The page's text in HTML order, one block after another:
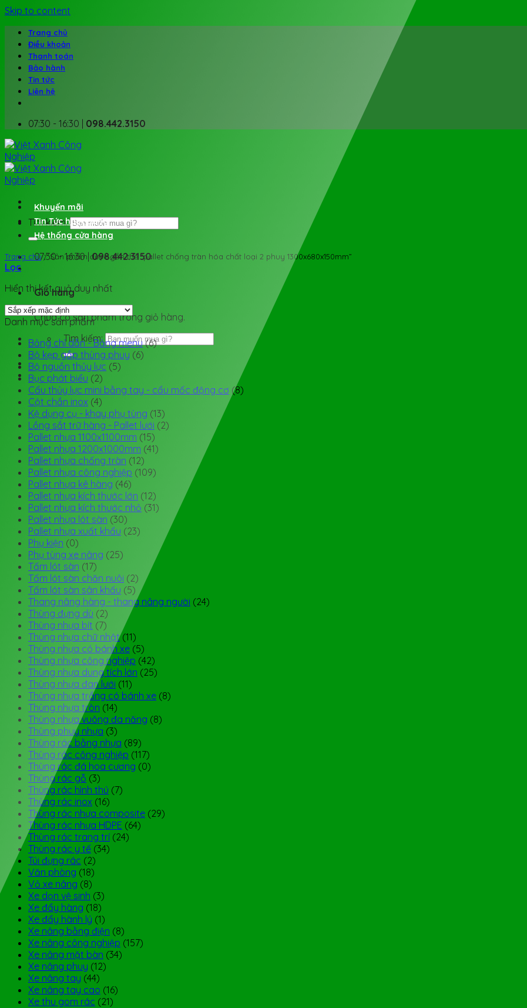
Skip to content
Trang chủ
Điều khoản
Thanh toán
Bảo hành
Tin tức
Liên hệ
07:30 - 16:30 | 098.442.3150
Tìm kiếm:
07:30 - 16:30 |098.442.3150
Giỏ hàng
Chưa có sản phẩm trong giỏ hàng.
Tìm kiếm:
Khuyến mãi
Tin Tức hoạt động
Hệ thống cửa hàng
Trang chủ /Sản phẩm được gắn thẻ “pallet chống tràn hóa chất loại 2 phuy 1300x680x150mm”
Lọc
Hiển thị kết quả duy nhất
Danh mục sản phẩm
Bảng chỉ dẫn - Bảng menu (6)
Bộ kẹp gắp thùng phuy (6)
Bộ nguồn thủy lực (5)
Bục phát biểu (2)
Cẩu thủy lực mini bằng tay - cẩu mốc động cơ (8)
Cột chắn inox (4)
Kệ dụng cụ - khay phụ tùng (13)
Lồng sắt trữ hàng - Pallet lưới (2)
Pallet nhựa 1100x1100mm (15)
Pallet nhựa 1200x1000mm (41)
Pallet nhựa chống tràn (12)
Pallet nhựa công nghiệp (109)
Pallet nhựa kê hàng (46)
Pallet nhựa kích thước lớn (12)
Pallet nhựa kích thước nhỏ (31)
Pallet nhựa lót sàn (30)
Pallet nhựa xuất khẩu (23)
Phụ kiện (0)
Phụ tùng xe nâng (25)
Tấm lót sàn (17)
Tấm lót sàn chăn nuôi (2)
Tấm lót sàn sân khấu (5)
Thang nâng hàng - thang nâng người (24)
Thùng đựng dù (2)
Thùng nhựa bít (7)
Thùng nhựa chữ nhật (11)
Thùng nhựa có bánh xe (5)
Thùng nhựa công nghiệp (42)
Thùng nhựa dung tích lớn (25)
Thùng nhựa đan lưới (11)
Thùng nhựa trắng có bánh xe (8)
Thùng nhựa tròn (14)
Thùng nhựa vuông đa năng (8)
Thùng phuy nhựa (3)
Thùng rác bằng nhựa (89)
Thùng rác công nghiệp (117)
Thùng rác đá hoa cương (0)
Thùng rác gỗ (3)
Thùng rác hình thú (7)
Thùng rác inox (16)
Thùng rác nhựa composite (29)
Thùng rác nhựa HDPE (64)
Thùng rác trang trí (24)
Thùng rác y tế (34)
Túi đựng rác (2)
Văn phòng (18)
Vỏ xe nâng (8)
Xe dọn vệ sinh (3)
Xe đẩy hàng (18)
Xe đẩy hành lý (1)
Xe nâng bằng điện (8)
Xe nâng công nghiệp (157)
Xe nâng mặt bàn (34)
Xe nâng phuy (12)
Xe nâng tay (44)
Xe nâng tay cao (16)
Xe thu gom rác (21)